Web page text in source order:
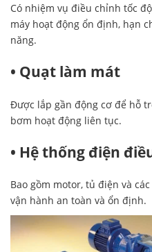
Có nhiệm vụ điều chỉnh tốc
máy hoạt động ổn định, hạn
năng.
• Quạt làm mát
Được lắp gần động cơ để hỗ
bơm hoạt động liên tục.
• Hệ thống điện
Bao gồm motor, tủ điện và
vận hành an toàn và ổn định.